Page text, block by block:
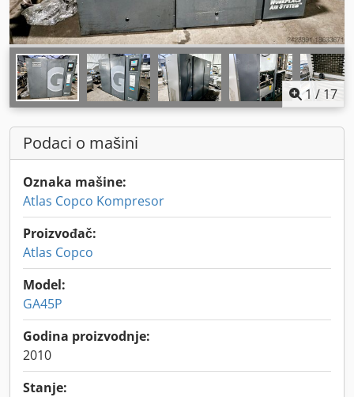
1 / 17
Podaci o mašini
Oznaka mašine:
Atlas Copco Kompresor
Proizvođač:
Atlas Copco
Model:
GA45P
Godina proizvodnje:
2010
Stanje: